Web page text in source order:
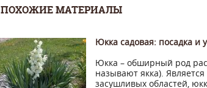
ПОХОЖИЕ МАТЕРИАЛЫ
Юкка садовая: посадка и
Юкка – обширный род
называют якка).
засушливых областей,